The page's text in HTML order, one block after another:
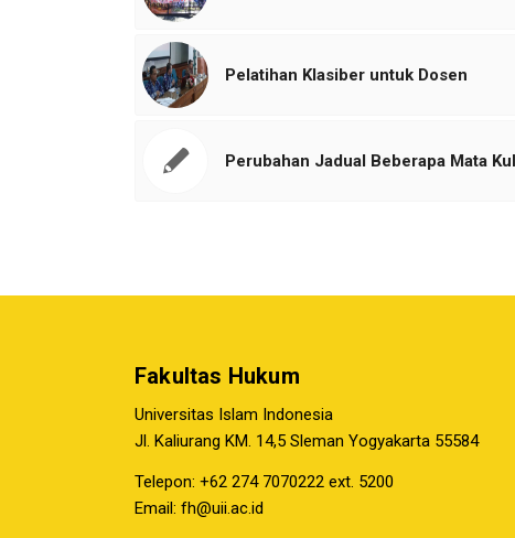
Pelatihan Klasiber untuk Dosen
Perubahan Jadual Beberapa Mata
Fakultas Hukum
Universitas Islam Indonesia
Jl. Kaliurang KM. 14,5 Sleman Yogyakarta 55584
Telepon: +62 274 7070222 ext. 5200
Email: fh@uii.ac.id